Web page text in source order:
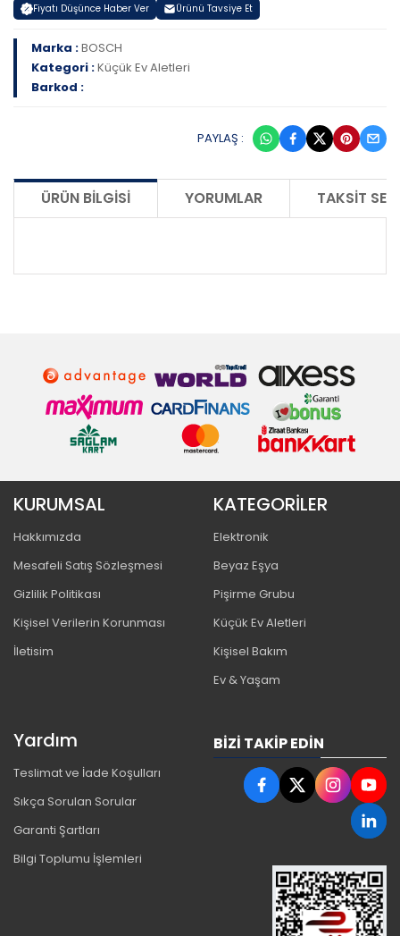
Fiyatı Düşünce Haber Ver Ürünü Tavsiye Et
Marka :BOSCH
Kategori :Küçük Ev Aletleri
Barkod :
PAYLAŞ :
ÜRÜN BILGISI YORUMLAR TAKSIT
KURUMSAL
Hakkımızda
Mesafeli Satış Sözleşmesi
Gizlilik Politikası
Kişisel Verilerin Korunması
İletisim
KATEGORİLER
Elektronik
Beyaz Eşya
Pişirme Grubu
Küçük Ev Aletleri
Kişisel Bakım
Ev & Yaşam
Yardım
Teslimat ve İade Koşulları
Sıkça Sorulan Sorular
Garanti Şartları
Bilgi Toplumu İşlemleri
BIZI TAKIP EDIN